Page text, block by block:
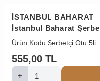
İSTANBUL BAHARAT
İstanbul Baharat
Ürün Kodu:Şerbetçi Otu 5li
555,00 TL